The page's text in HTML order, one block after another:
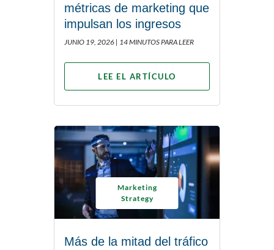
métricas de marketing que
impulsan los ingresos
JUNIO 19, 2026 | 14 MINUTOS PARA LEER
LEE EL ARTÍCULO
Marketing
Strategy
Más de la mitad del tráfico